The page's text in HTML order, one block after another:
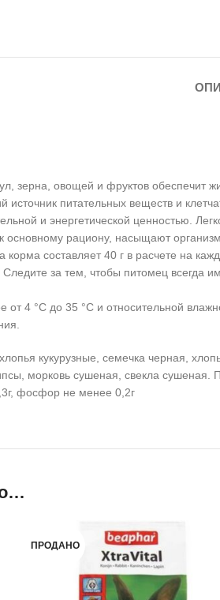
зерна, овощей и фруктов обеспечит
питательных веществ и
и энергетической ценностью.
основному рациону, насыщают
составляет 40 г в расчете на
за тем, чтобы питомец всегда
4 °C до 35 °C и относительной
кукурузные, семечка черная,
морковь сушеная, свекла сушеная.
фосфор не менее 0,2г
ПРОДАНО